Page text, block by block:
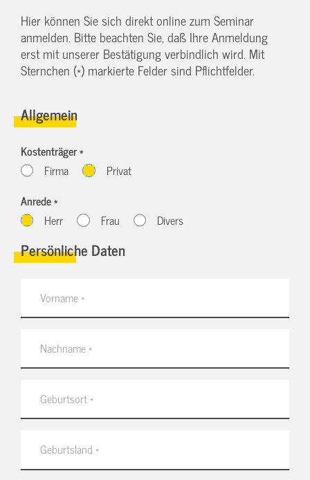
Hier können Sie sich direkt online zum Seminar
anmelden. Bitte beachten Sie, daß Ihre Anmeldung
erst mit unserer Bestätigung verbindlich wird. Mit
Sternchen (*) markierte Felder sind Pflichtfelder.
Allgemein
Kostenträger *
Firma
Privat
Anrede *
Herr
Frau Divers
Persönliche Daten